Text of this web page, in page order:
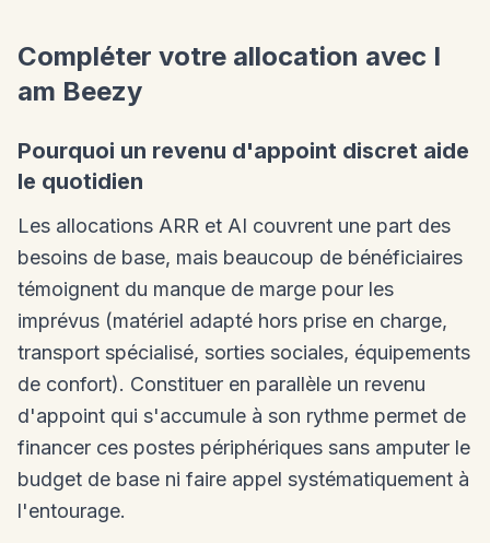
Compléter votre allocation avec I
am Beezy
Pourquoi un revenu d'appoint discret aide
le quotidien
Les allocations ARR et AI couvrent une part des
besoins de base, mais beaucoup de bénéficiaires
témoignent du manque de marge pour les
imprévus (matériel adapté hors prise en charge,
transport spécialisé, sorties sociales, équipements
de confort). Constituer en parallèle un revenu
d'appoint qui s'accumule à son rythme permet de
financer ces postes périphériques sans amputer le
budget de base ni faire appel systématiquement à
l'entourage.